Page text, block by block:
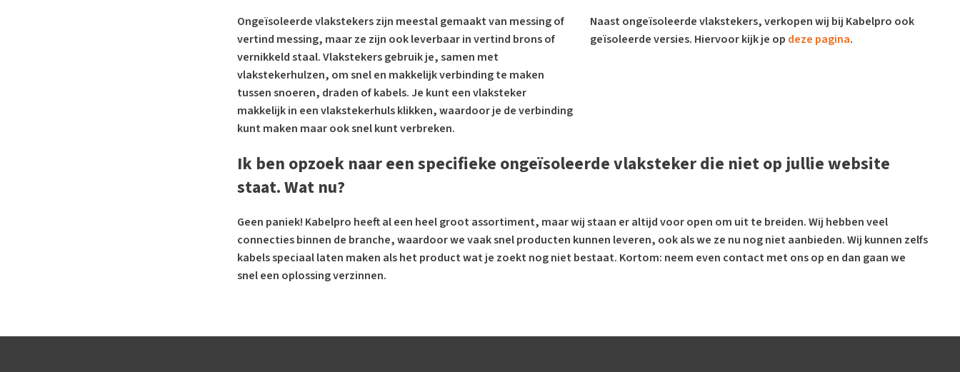
Ongeïsoleerde vlakstekers zijn meestal gemaakt van messing of
vertind messing, maar ze zijn ook leverbaar in vertind brons of
vernikkeld staal. Vlakstekers gebruik je, samen met
vlakstekerhulzen, om snel en makkelijk verbinding te maken
tussen snoeren, draden of kabels. Je kunt een vlaksteker
makkelijk in een vlakstekerhuls klikken, waardoor je de verbinding
kunt maken maar ook snel kunt verbreken.
Naast ongeïsoleerde vlakstekers, verkopen wij bij Kabelpro ook
geïsoleerde versies. Hiervoor kijk je op deze pagina.
Ik ben opzoek naar een specifieke ongeïsoleerde vlaksteker die niet op jullie website
staat. Wat nu?
Geen paniek! Kabelpro heeft al een heel groot assortiment, maar wij staan er altijd voor open om uit te breiden. Wij hebben veel
connecties binnen de branche, waardoor we vaak snel producten kunnen leveren, ook als we ze nu nog niet aanbieden. Wij kunnen zelfs
kabels speciaal laten maken als het product wat je zoekt nog niet bestaat. Kortom: neem even contact met ons op en dan gaan we
snel een oplossing verzinnen.